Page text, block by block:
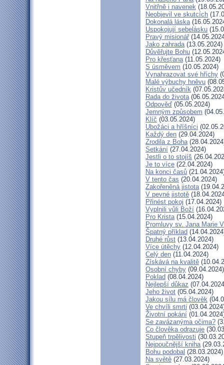
Vnitřně i navenek
Neobjevil ve skutcích
Dokonalá láska
Uspokojují sebelásku
Pravý misionář
Jako zahrada(13.05.2024)
Důvěřujte Bohu
Pro křesťana(11.05.2024)
S úsměvem (10.05.2024)
Vynahrazovat své hříchy
Malé výbuchy hněvu
Kristův učedník
Rada do života
Odpověď (05.05.2024)
Jemným způsobem
Klíč (03.05.2024)
Ubožáci a hříšníci
Každý den (29.04.2024)
Zrodila z Boha
Setkání (27.04.2024)
Jestli o to stojíš
Je to více (22.04.2024)
Na konci časů
V tento čas (20.04.2024)
Zakořeněná jistota
V pevné jistotě
Přinést pokoj (17.04.2024)
Vyplnili vůli Boží
Pro Krista(15.04.2024)
Promluvy sv. Jana Marie
Špatný příklad
Druhé růst (13.04.2024)
Více útěchy (12.04.2024)
Celý den (11.04.2024)
Získává na kvalitě
Osobní chyby (09.04.2024)
Poklad (08.04.2024)
Nejlepší důkaz
Jeho život (05.04.2024)
Jakou sílu má člověk
Ve chvíli smrti
Životní pokání
Se zavázanýma očima?
Co člověka odrazuje
Stupeň trpělivosti
Nejpoučnější kniha
Bohu podobal (28.03.2024)
Na světě (27.03.2024)